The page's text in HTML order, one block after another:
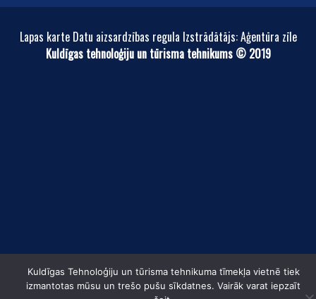
Lapas karte Datu aizsardzības regula Izstrādātājs: Aģentūra zīle
Kuldīgas tehnoloģiju un tūrisma tehnikums © 2019
Kuldīgas Tehnoloģiju un tūrisma tehnikuma tīmekļa vietnē tiek
izmantotas mūsu un trešo pušu sīkdatnes. Vairāk varat iepzaīt